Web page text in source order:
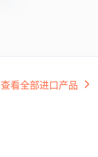
查看全部进口产品